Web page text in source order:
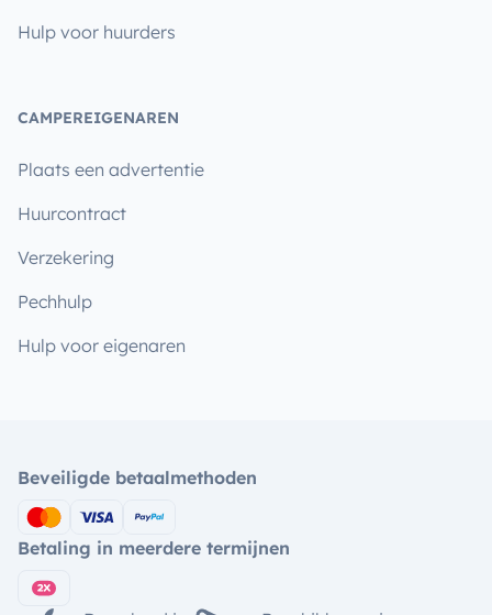
Hulp voor huurders
CAMPEREIGENAREN
Plaats een advertentie
Huurcontract
Verzekering
Pechhulp
Hulp voor eigenaren
Beveiligde betaalmethoden
Betaling in meerdere termijnen